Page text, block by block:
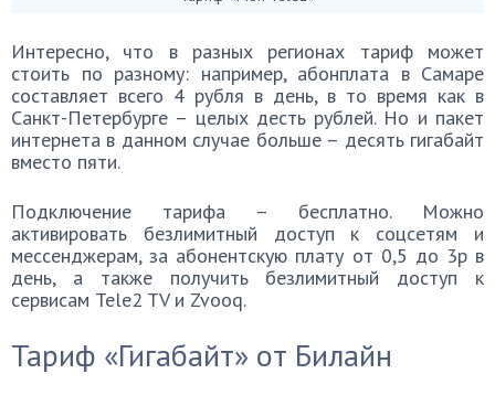
Интересно, что в разных регионах тариф может
стоить по разному: например, абонплата в Самаре
составляет всего 4 рубля в день, в то время как в
Санкт-Петербурге – целых десть рублей. Но и пакет
интернета в данном случае больше – десять гигабайт
вместо пяти.
Подключение тарифа – бесплатно. Можно
активировать безлимитный доступ к соцсетям и
мессенджерам, за абонентскую плату от 0,5 до 3p в
день, а также получить безлимитный доступ к
сервисам Tele2 TV и Zvooq.
Тариф «Гигабайт» от Билайн